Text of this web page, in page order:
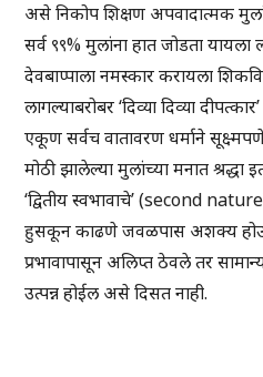
असे निकोप शिक्षण अपवादात्मक
सर्व ९९% मुलांना हात जोडता
देवबाप्पाला नमस्कार करायला
लागल्याबरोबर ‘दिव्या दिव्या
एकूण सर्वच वातावरण धर्माने
मोठी झालेल्या मुलांच्या मनात
‘द्वितीय स्वभावाचे’ (second
हुसकून काढणे जवळपास अशक्य
प्रभावापासून अलिप्त ठेवले तर
उत्पन्न होईल असे दिसत नाही.